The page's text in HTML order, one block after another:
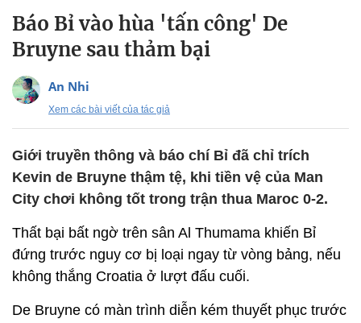
Báo Bỉ vào hùa 'tấn công' De
Bruyne sau thảm bại
An Nhi
Xem các bài viết của tác giả
Giới truyền thông và báo chí Bỉ đã chỉ trích
Kevin de Bruyne thậm tệ, khi tiền vệ của Man
City chơi không tốt trong trận thua Maroc 0-2.
Thất bại bất ngờ trên sân Al Thumama khiến Bỉ
đứng trước nguy cơ bị loại ngay từ vòng bảng, nếu
không thắng Croatia ở lượt đấu cuối.
De Bruyne có màn trình diễn kém thuyết phục trước